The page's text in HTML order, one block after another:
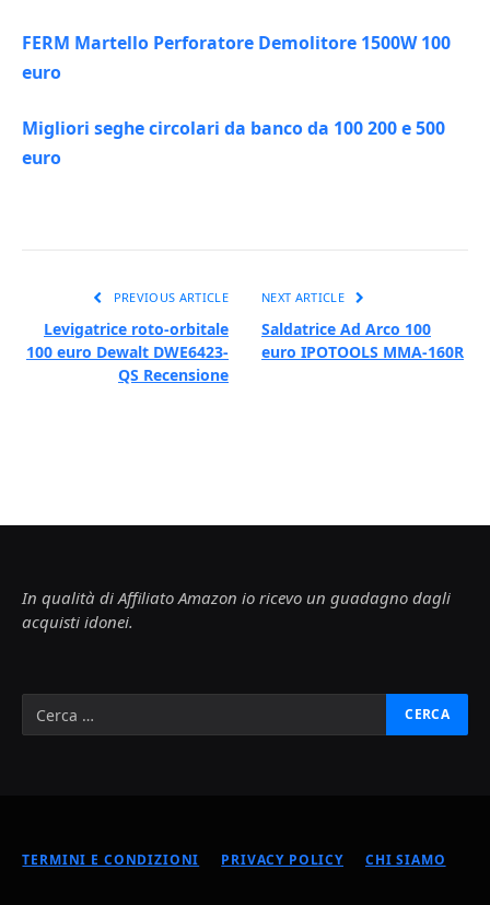
FERM Martello Perforatore Demolitore 1500W 100
euro
Migliori seghe circolari da banco da 100 200 e 500
euro
PREVIOUS ARTICLE
Levigatrice roto-orbitale
100 euro Dewalt DWE6423-
QS Recensione
NEXT ARTICLE
Saldatrice Ad Arco 100
euro IPOTOOLS MMA-160R
In qualità di Affiliato Amazon io ricevo un guadagno dagli
acquisti idonei.
TERMINI E CONDIZIONI PRIVACY POLICY CHI SIAMO